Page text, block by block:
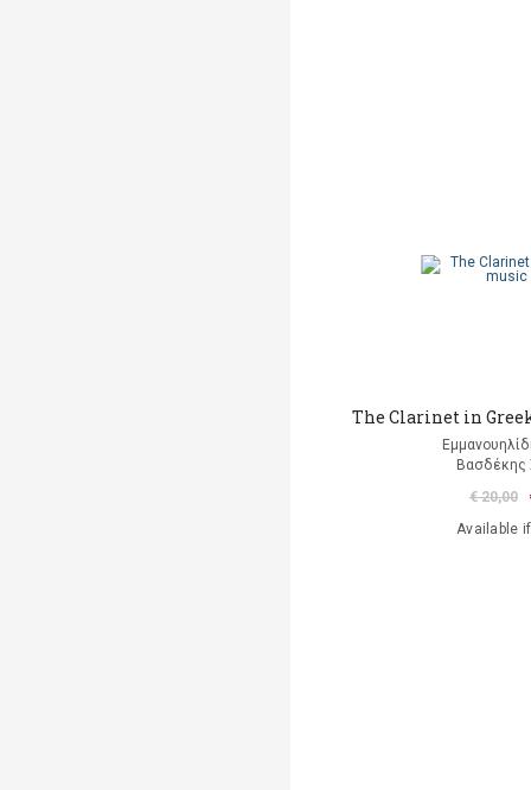
The Clarinet in
Βασδέκης
€ 20,00
Available